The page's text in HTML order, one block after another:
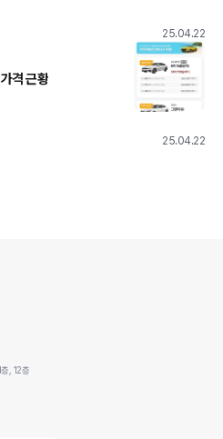
25.04.22
격 근황
25.04.22
, 12층